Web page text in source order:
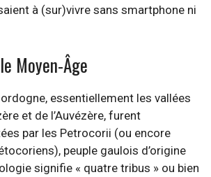
à (sur)vivre sans smartphone ni
Moyen-Âge
essentiellement les vallées
et de l’Auvézère, furent
par les Petrocorii (ou encore
peuple gaulois d’origine
signifie « quatre tribus » ou bien